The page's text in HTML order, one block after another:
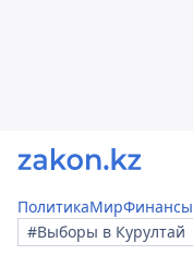
ПолитикаМирФинансы
#Выборы в Курултай